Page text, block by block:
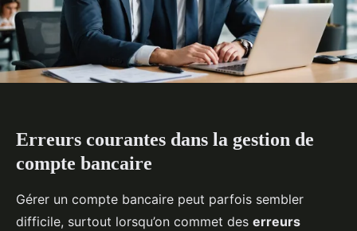
Erreurs courantes dans la gestion de
compte bancaire
Gérer un compte bancaire peut parfois sembler
difficile, surtout lorsqu’on commet des erreurs